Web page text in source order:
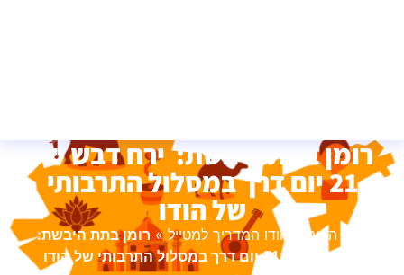
רומן בתת היבשת: ירח דבש של
21 יום דרך במסלול התרבותי
של הודו
עמוד הבית הודו המדריך למטייל » רומן בתת היבשת:
ירח דבש של 21 יום דרך במסלול התרבותי של הודו